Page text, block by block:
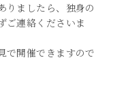
りましたら、独身の
ご連絡くださいま
で開催できますので